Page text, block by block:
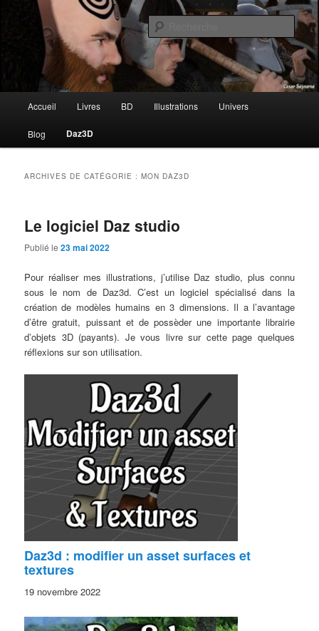
César Séjourné
Auteur & Artiste 3D
principal
Accueil Livres BD Illustrations Univers
Blog Daz3D
ARCHIVES DE CATÉGORIE :MON DAZ3D
Le logiciel Daz studio
Publié le23 mai 2022
Pour réaliser mes illustrations, j’utilise Daz studio, plus connu
sous le nom de Daz3d. C’est un logiciel spécialisé dans la
création de modèles humains en 3 dimensions. Il a l’avantage
d’être gratuit, puissant et de possèder une importante librairie
d’objets 3D (payants). Je vous livre sur cette page quelques
réflexions sur son utilisation.
Daz3d : modifier un asset surfaces et
textures
19 novembre 2022